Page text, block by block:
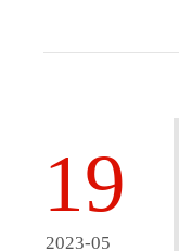
19
2023-05